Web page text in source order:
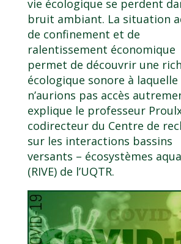
vie écologique se perdent
bruit ambiant. La situation
de confinement et de
ralentissement économique
permet de découvrir une
écologique sonore à laquelle
n’aurions pas accès
explique le professeur
codirecteur du Centre de
sur les interactions bassins
versants – écosystèmes
(RIVE) de l’UQTR.